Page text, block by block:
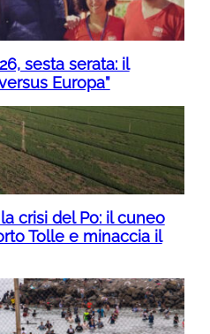
sesta serata: il
Europa”
crisi del Po: il cuneo
Tolle e minaccia il